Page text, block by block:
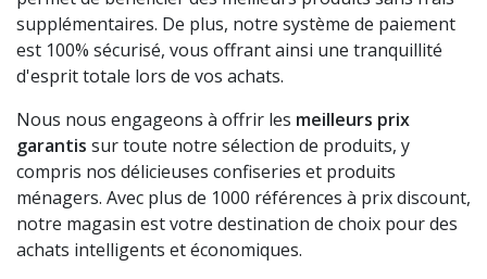
supplémentaires. De plus, notre système de paiement
est 100% sécurisé, vous offrant ainsi une tranquillité
d'esprit totale lors de vos achats.
Nous nous engageons à offrir les meilleurs prix
garantis sur toute notre sélection de produits, y
compris nos délicieuses confiseries et produits
ménagers. Avec plus de 1000 références à prix discount,
notre magasin est votre destination de choix pour des
achats intelligents et économiques.